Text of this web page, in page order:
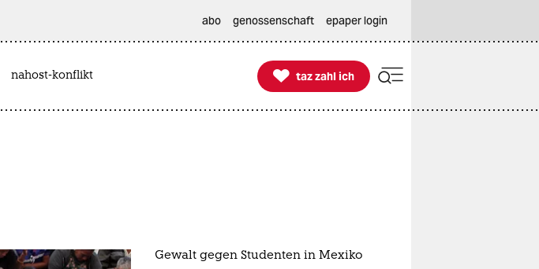
abo genossenschaft epaper login
nahost-konflikt 
taz zahl ich
taz zahl ich
Gewalt gegen Studenten in Mexiko